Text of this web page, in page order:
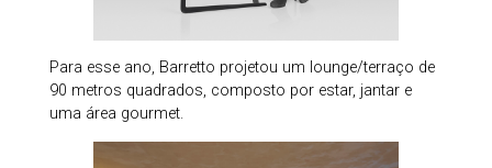
Para esse ano, Barretto projetou um lounge/terraço de
90 metros quadrados, composto por estar, jantar e
uma área gourmet.